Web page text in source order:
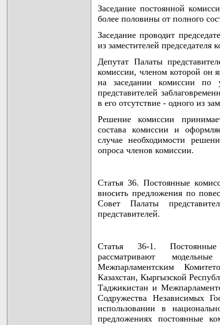
Заседание постоянной
более половины от полного
Заседание проводит
из заместителей председателя
Депутат Палаты
комиссии, членом которой он
на заседании комиссии по
представителей
в его отсутствие - одного из
Решение комиссии
состава комиссии и
случае необходимости
опроса членов комиссии.
Статья 36. Постоянные
вносить предложения по
Совет Палаты
представителей.
Статья 36-1.
рассматривают
Межпарламентским
Казахстан, Кыргызской
Таджикистан и
Содружества Независимых
использовании в
предложениях постоянные